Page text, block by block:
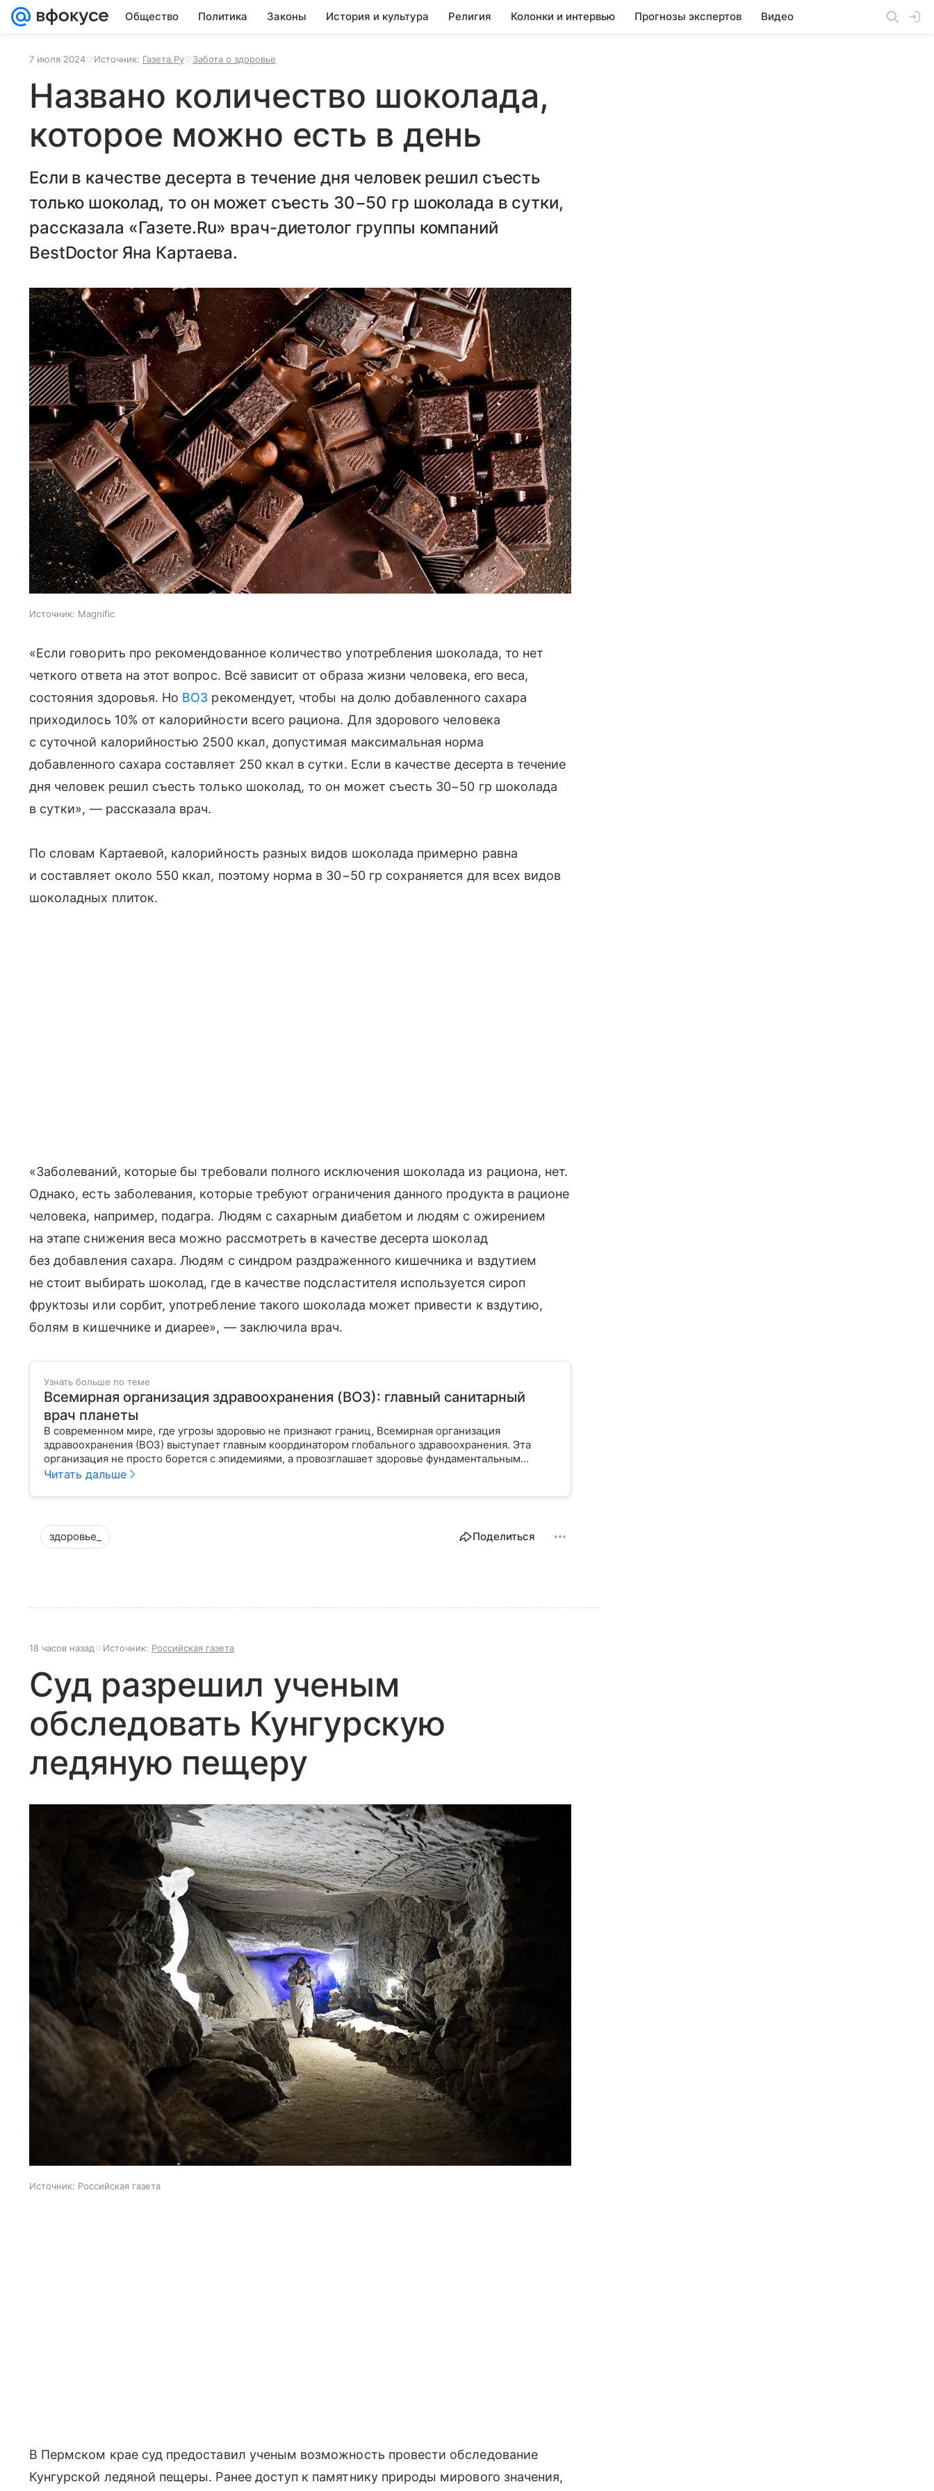
Общество Политика Законы История и культура Религия Колонки и интервью Прогнозы экспертов Видео
7 июля 2024 Источник: Газета.Ру Забота о здоровье
Названо количество шоколада,
которое можно есть в день
Если в качестве десерта в течение дня человек решил съесть
только шоколад, то он может съесть 30−50 гр шоколада в сутки,
рассказала «Газете.Ru» врач-диетолог группы компаний
BestDoctor Яна Картаева.
Источник: Magnific
«Если говорить про рекомендованное количество употребления шоколада, то нет
четкого ответа на этот вопрос. Всё зависит от образа жизни человека, его веса,
состояния здоровья. Но ВОЗ рекомендует, чтобы на долю добавленного сахара
приходилось 10% от калорийности всего рациона. Для здорового человека
с суточной калорийностью 2500 ккал, допустимая максимальная норма
добавленного сахара составляет 250 ккал в сутки. Если в качестве десерта в течение
дня человек решил съесть только шоколад, то он может съесть 30−50 гр шоколада
в сутки», — рассказала врач.
По словам Картаевой, калорийность разных видов шоколада примерно равна
и составляет около 550 ккал, поэтому норма в 30−50 гр сохраняется для всех видов
шоколадных плиток.
«Заболеваний, которые бы требовали полного исключения шоколада из рациона, нет.
Однако, есть заболевания, которые требуют ограничения данного продукта в рационе
человека, например, подагра. Людям с сахарным диабетом и людям с ожирением
на этапе снижения веса можно рассмотреть в качестве десерта шоколад
без добавления сахара. Людям с синдром раздраженного кишечника и вздутием
не стоит выбирать шоколад, где в качестве подсластителя используется сироп
фруктозы или сорбит, употребление такого шоколада может привести к вздутию,
болям в кишечнике и диарее», — заключила врач.
Узнать больше по теме
Всемирная организация здравоохранения (ВОЗ): главный санитарный
врач планеты
В современном мире, где угрозы здоровью не признают границ, Всемирная организация
здравоохранения (ВОЗ) выступает главным координатором глобального здравоохранения. Эта
организация не просто борется с эпидемиями, а провозглашает здоровье фундаментальным
правом человека, работая над его реализацией для миллиардов людей. Как устроен этот
часто критикуют — узнайте в нашей статье.
Читать дальше
здоровье_ Поделиться
18 часов назад Источник: Российская газета
Суд разрешил ученым
обследовать Кунгурскую
ледяную пещеру
Источник: Российская газета
В Пермском крае суд предоставил ученым возможность провести обследование
Кунгурской ледяной пещеры. Ранее доступ к памятнику природы мирового значения,